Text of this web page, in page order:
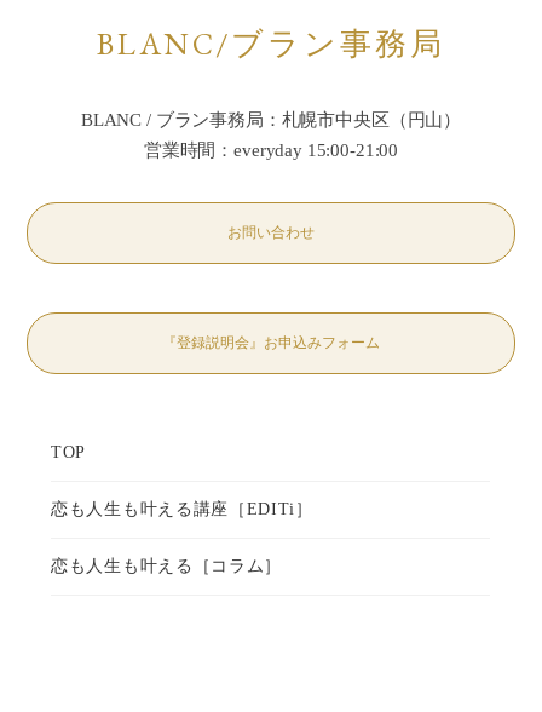
BLANC/ブラン事務局
BLANC / ブラン事務局：札幌市中央区（円山）
営業時間：everyday 15:00-21:00
お問い合わせ
『登録説明会』お申込みフォーム